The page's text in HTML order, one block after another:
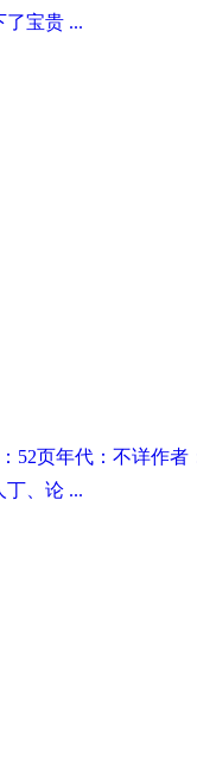
宝贵 ...
页年代：不详作
、论 ...